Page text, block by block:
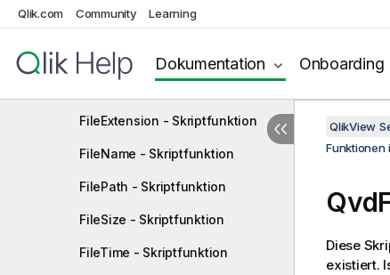
Qlik.com Community Learning
Dokumentation Onboarding
ConnectString - Skriptfunktion
FileBaseName - Skriptfunktion
FileExtension - Skriptfunktion
FileName - Skriptfunktion
FilePath - Skriptfunktion
FileSize - Skriptfunktion
FileTime - Skriptfunktion
QlikView
Funktionen
Diese
existiert.